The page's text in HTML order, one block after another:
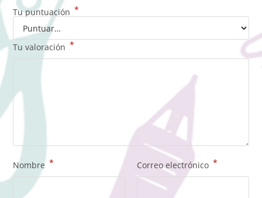
Tu puntuación *
Tu valoración *
Nombre * Correo electrónico *